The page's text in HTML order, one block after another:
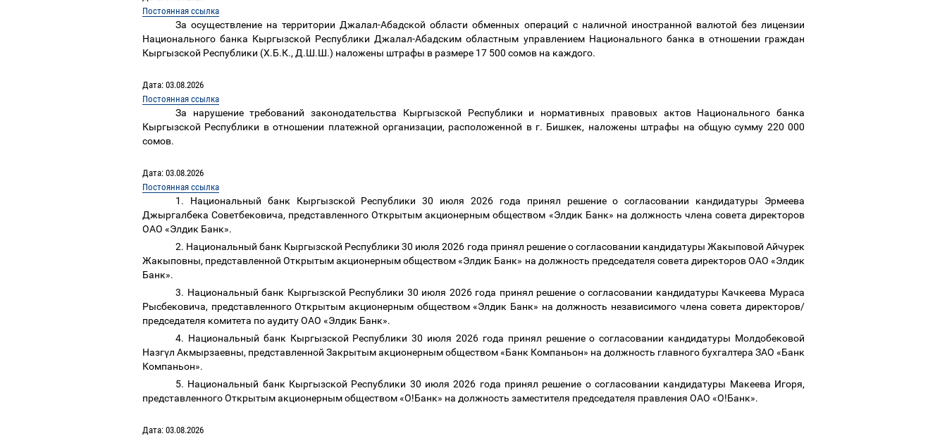
Постоянная ссылка
За осуществление на территории Джалал-Абадской области обменных операций с наличной иностранной валютой без лицензии
Национального банка Кыргызской Республики Джалал-Абадским областным управлением Национального банка в отношении граждан
Кыргызской Республики (Х.Б.К., Д.Ш.Ш.) наложены штрафы в размере 17 500 сомов на каждого.
Дата: 03.08.2026
Постоянная ссылка
За нарушение требований законодательства Кыргызской Республики и нормативных правовых актов Национального банка
Кыргызской Республики в отношении платежной организации, расположенной в г. Бишкек, наложены штрафы на общую сумму 220 000
сомов.
Дата: 03.08.2026
Постоянная ссылка
1. Национальный банк Кыргызской Республики 30 июля 2026 года принял решение о согласовании кандидатуры Эрмеева
Джыргалбека Советбековича, представленного Открытым акционерным обществом «Элдик Банк» на должность члена совета директоров
ОАО «Элдик Банк».
2. Национальный банк Кыргызской Республики 30 июля 2026 года принял решение о согласовании кандидатуры Жакыповой Айчурек
Жакыповны, представленной Открытым акционерным обществом «Элдик Банк» на должность председателя совета директоров ОАО «Элдик
Банк».
3. Национальный банк Кыргызской Республики 30 июля 2026 года принял решение о согласовании кандидатуры Качкеева Мураса
Рысбековича, представленного Открытым акционерным обществом «Элдик Банк» на должность независимого члена совета директоров/
председателя комитета по аудиту ОАО «Элдик Банк».
4. Национальный банк Кыргызской Республики 30 июля 2026 года принял решение о согласовании кандидатуры Молдобековой
Назгүл Акмырзаевны, представленной Закрытым акционерным обществом «Банк Компаньон» на должность главного бухгалтера ЗАО «Банк
Компаньон».
5. Национальный банк Кыргызской Республики 30 июля 2026 года принял решение о согласовании кандидатуры Макеева Игоря,
представленного Открытым акционерным обществом «О!Банк» на должность заместителя председателя правления ОАО «О!Банк».
Дата: 03.08.2026